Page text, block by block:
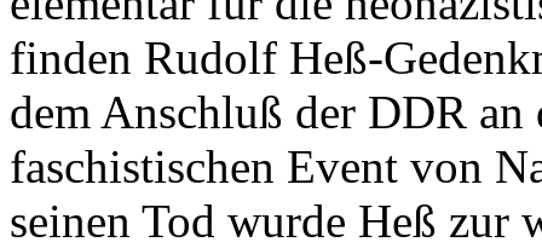
finden Rudolf Heß-
dem Anschluß der DDR
faschistischen Event von
seinen Tod wurde Heß